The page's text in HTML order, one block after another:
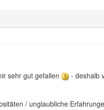
sehr gut gefallen
- deshalb
/ unglaubliche